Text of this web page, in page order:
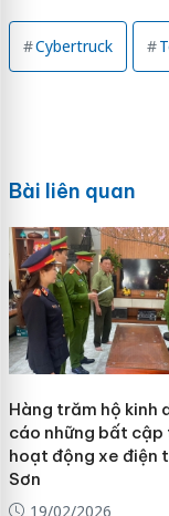
Cybertruck
Bài liên quan
Hàng trăm hộ kinh
cáo những bất cập
hoạt động xe điện
Sơn
19/02/2026